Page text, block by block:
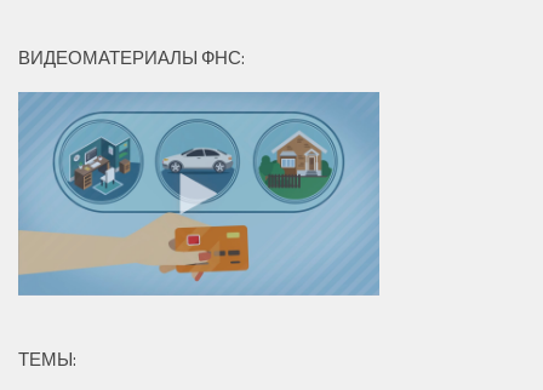
ВИДЕОМАТЕРИАЛЫ ФНС:
ТЕМЫ: